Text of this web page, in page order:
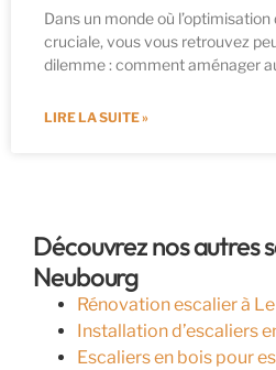
Dans un monde où
cruciale, vous vous retrouvez
dilemme : comment aménager
LIRE LA SUITE »
Découvrez nos autres
Neubourg
Rénovation escalier à
Installation d’escaliers
Escaliers en bois pour